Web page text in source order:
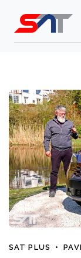
SAT PLUS •